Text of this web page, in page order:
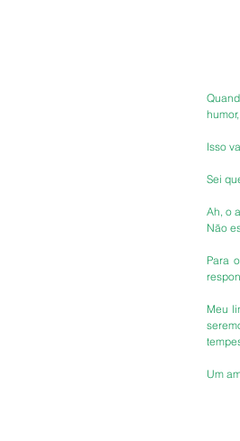
Isso
Sei
Ah, o
Não
Para
Meu
Um